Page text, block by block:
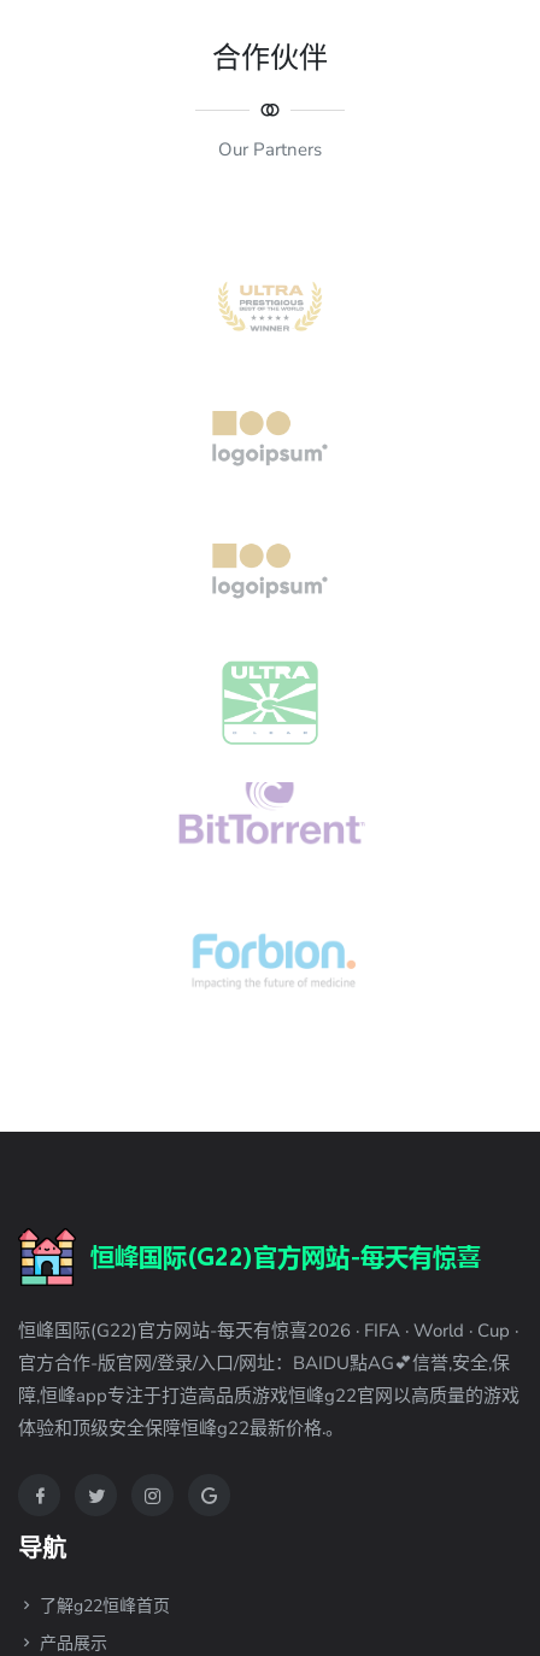
合作伙伴
Our Partners
恒峰国际(G22)官方网站-每天有惊喜2026 · FIFA · World · Cup ·
官方合作-版官网/登录/入口/网址：BAIDU點AG💕信誉,安全,保
障,恒峰app专注于打造高品质游戏恒峰g22官网以高质量的游戏
体验和顶级安全保障恒峰g22最新价格.。
导航
了解g22恒峰首页
产品展示